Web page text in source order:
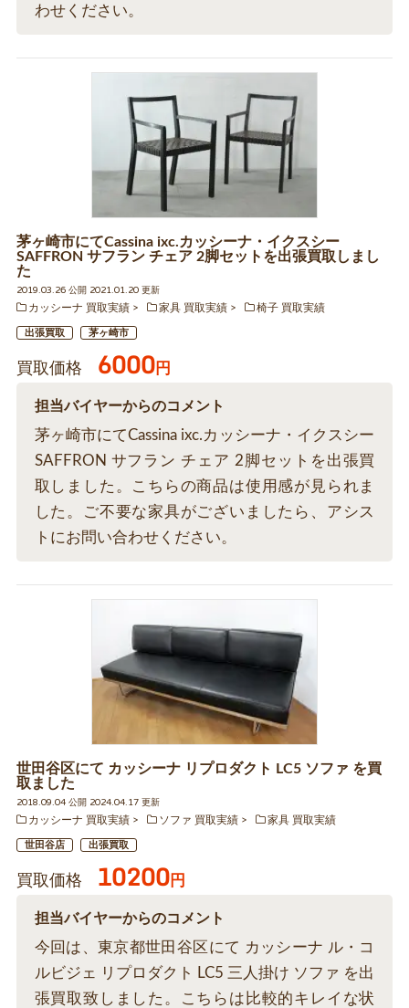
わせください。
茅ヶ崎市にてCassina ixc.カッシーナ・イクスシー
SAFFRON サフラン チェア 2脚セットを出張買取しまし
た
2019.03.26 公開 2021.01.20 更新
カッシーナ 買取実績
家具 買取実績 椅子 買取実績
出張買取 茅ヶ崎市
買取価格 6000円
担当バイヤーからのコメント
茅ヶ崎市にてCassina ixc.カッシーナ・イクスシー
SAFFRON サフラン チェア 2脚セットを出張買
取しました。こちらの商品は使用感が見られま
した。ご不要な家具がございましたら、アシス
トにお問い合わせください。
世田谷区にて カッシーナ リプロダクト LC5 ソファ を買
取ました
2018.09.04 公開 2024.04.17 更新
カッシーナ 買取実績
ソファ 買取実績 家具 買取実績
世田谷店 出張買取
買取価格 10200円
担当バイヤーからのコメント
今回は、東京都世田谷区にて カッシーナ ル・コ
ルビジェ リプロダクト LC5 三人掛け ソファ を出
張買取致しました。こちらは比較的キレイな状